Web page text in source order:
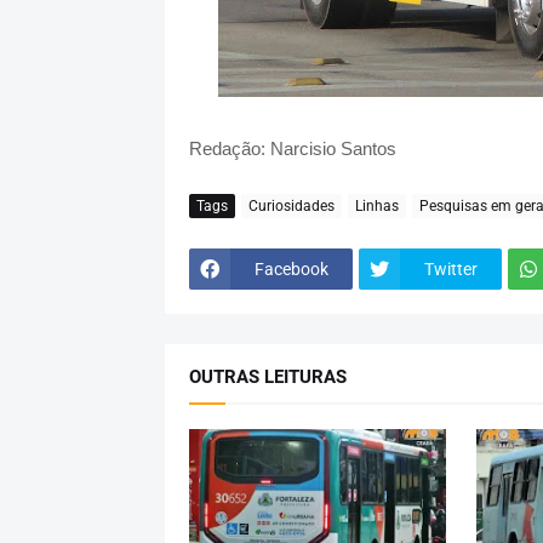
Redação: Narcisio Santos
Tags Curiosidades Linhas Pesquisas em
Facebook Twitter
OUTRAS LEITURAS